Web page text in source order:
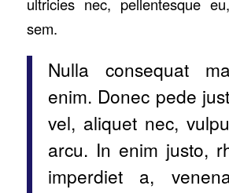
sem.
Nulla consequat
enim. Donec pede
vel, aliquet nec,
arcu. In enim justo,
imperdiet a,